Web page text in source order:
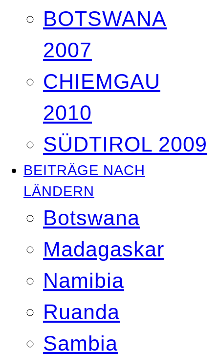
BOTSWANA
2007
CHIEMGAU
2010
SÜDTIROL 2009
BEITRÄGE NACH
LÄNDERN
Botswana
Madagaskar
Namibia
Ruanda
Sambia